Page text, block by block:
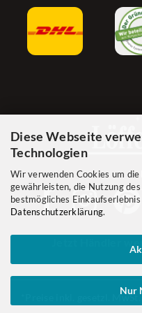
Diese Webseite
Technologien
Wir verwenden Cookies um
gewährleisten, die Nutzung
bestmögliches
Datenschutzerklärung.
Nur
*Preise inkl. gesetzl. MwSt.